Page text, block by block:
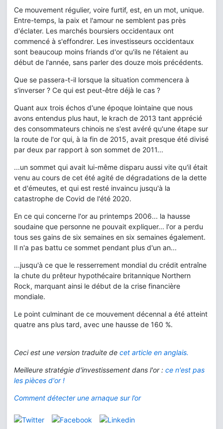
Ce mouvement régulier, voire furtif, est, en un mot, unique.
Entre-temps, la paix et l'amour ne semblent pas près
d'éclater. Les marchés boursiers occidentaux ont
commencé à s'effondrer. Les investisseurs occidentaux
sont beaucoup moins friands d'or qu'ils ne l'étaient au
début de l'année, sans parler des douze mois précédents.
Que se passera-t-il lorsque la situation commencera à
s'inverser ? Ce qui est peut-être déjà le cas ?
Quant aux trois échos d'une époque lointaine que nous
avons entendus plus haut, le krach de 2013 tant apprécié
des consommateurs chinois ne s'est avéré qu'une étape sur
la route de l'or qui, à la fin de 2015, avait presque été divisé
par deux par rapport à son sommet de 2011...
...un sommet qui avait lui-même disparu aussi vite qu'il était
venu au cours de cet été agité de dégradations de la dette
et d'émeutes, et qui est resté invaincu jusqu'à la
catastrophe de Covid de l'été 2020.
En ce qui concerne l'or au printemps 2006... la hausse
soudaine que personne ne pouvait expliquer... l'or a perdu
tous ses gains de six semaines en six semaines également.
Il n'a pas battu ce sommet pendant plus d'un an...
...jusqu'à ce que le resserrement mondial du crédit entraîne
la chute du prêteur hypothécaire britannique Northern
Rock, marquant ainsi le début de la crise financière
mondiale.
Le point culminant de ce mouvement décennal a été atteint
quatre ans plus tard, avec une hausse de 160 %.
Ceci est une version traduite de cet article en anglais.
Meilleure stratégie d'investissement dans l'or : ce n'est pas
les pièces d'or !
Comment détecter une arnaque sur l’or